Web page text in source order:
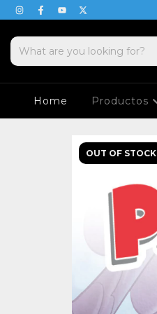
Home Productos
OUT OF STOCK